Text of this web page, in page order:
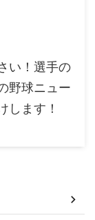
い！選手の
野球ニュー
します！